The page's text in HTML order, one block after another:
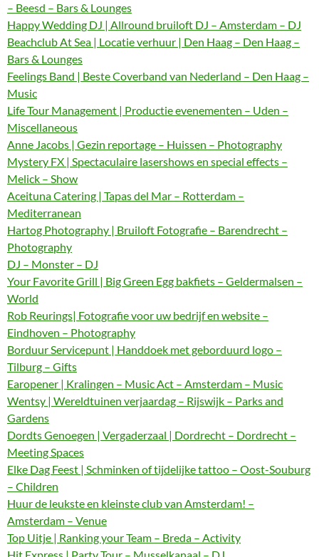
– Beesd – Bars & Lounges
Happy Wedding DJ | Allround bruiloft DJ – Amsterdam – DJ
Beachclub At Sea | Locatie verhuur | Den Haag – Den Haag –
Bars & Lounges
Feelings Band | Beste Coverband van Nederland – Den Haag –
Music
Life Tour Management | Productie evenementen – Uden –
Miscellaneous
Anne Jacobs | Gezin reportage – Huissen – Photography
Mystery FX | Spectaculaire lasershows en special effects –
Melick – Show
Aceituna Catering | Tapas del Mar – Rotterdam –
Mediterranean
Hartog Photography | Bruiloft Fotografie – Barendrecht –
Photography
DJ – Monster – DJ
Your Favorite Grill | Big Green Egg bakfiets – Geldermalsen –
World
Rob Reurings| Fotografie voor uw bedrijf en website –
Eindhoven – Photography
Borduur Servicepunt | Handdoek met geborduurd logo –
Tilburg – Gifts
Earopener | Kralingen – Music Act – Amsterdam – Music
Wentsy | Wereldtuinen verjaardag – Rijswijk – Parks and
Gardens
Dordts Genoegen | Vergaderzaal | Dordrecht – Dordrecht –
Meeting Spaces
Elke Dag Feest | Schminken of tijdelijke tattoo – Oost-Souburg
– Children
Huur de leukste en kleinste club van Amsterdam! –
Amsterdam – Venue
Top Uitje | Ranking your Team – Breda – Activity